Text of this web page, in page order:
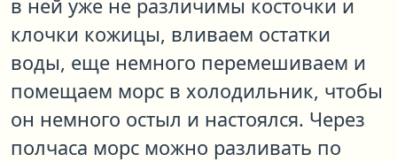
в ней уже не различимы косточки и
клочки кожицы, вливаем остатки
воды, еще немного перемешиваем и
помещаем морс в холодильник, чтобы
он немного остыл и настоялся. Через
полчаса морс можно разливать по